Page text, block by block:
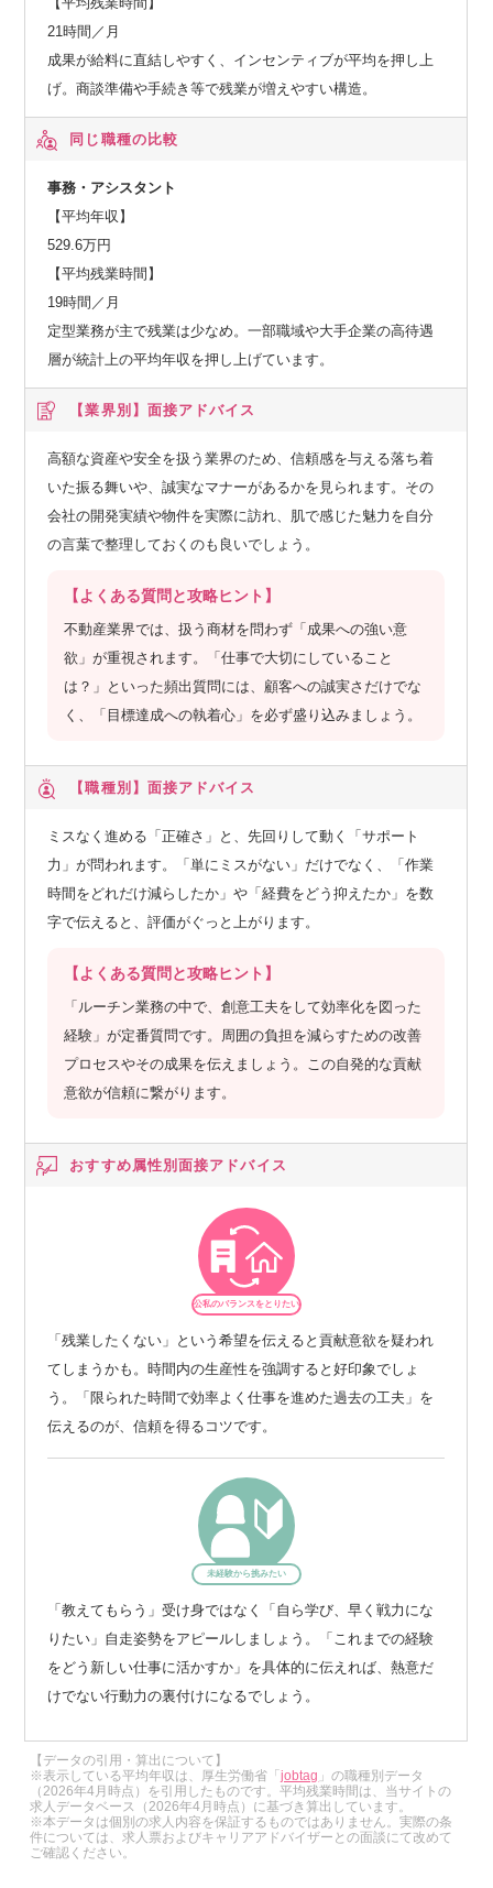
譲・賃貸マンション、注文住宅、リフォーム(新築そっくりさ
幅広い事業領域を持っています。事業の中核は、東京都心部
に集中する230棟を超える優良オフィスビルです。当社はこの
安定収益基盤をもとに、日本最大級の「六本木五丁目再開
発」や、インド・ムンバイ中心部の大型複合開発用地など、
国内外でさらなる持続的成長を支える大型プロジェクトを推
進しています。
■事業の強み
当社は後発の総合デベロッパーとしてスタートしました。広
ォームや建て替えが主流だった業界内で、定価制の一棟まる
ごとリフォームという常識破りのサービスを打ち出して大ヒ
ットしました。競合企業のやり方を真似ていても、勝てるわ
けがない。住友不動産の「歴史」を通して見えてくるのは、
挑戦し続ける企業姿勢です。
21時間／月
成果が給料に直結しやすく、インセンティブが平均を押し上
げ。商談準備や手続き等で残業が増えやすい構造。
同じ職種の比較
事務・アシスタント
【平均年収】
529.6万円
【平均残業時間】
19時間／月
定型業務が主で残業は少なめ。一部職域や大手企業の高待遇
層が統計上の平均年収を押し上げています。
【業界別】 面接アドバイス
高額な資産や安全を扱う業界のため、信頼感を与える落ち着
いた振る舞いや、誠実なマナーがあるかを見られます。その
会社の開発実績や物件を実際に訪れ、肌で感じた魅力を自分
の言葉で整理しておくのも良いでしょう。
【よくある質問と攻略ヒント】
不動産業界では、扱う商材を問わず「成果への強い意
欲」が重視されます。「仕事で大切にしていること
は？」といった頻出質問には、顧客への誠実さだけでな
く、「目標達成への執着心」を必ず盛り込みましょう。
【職種別】 面接アドバイス
ミスなく進める「正確さ」と、先回りして動く「サポート
力」が問われます。「単にミスがない」だけでなく、「作業
時間をどれだけ減らしたか」や「経費をどう抑えたか」を数
字で伝えると、評価がぐっと上がります。
【よくある質問と攻略ヒント】
「ルーチン業務の中で、創意工夫をして効率化を図った
経験」が定番質問です。周囲の負担を減らすための改善
プロセスやその成果を伝えましょう。この自発的な貢献
意欲が信頼に繋がります。
おすすめ属性別面接アドバイス
公私のバランスをとりたい
「残業したくない」という希望を伝えると貢献意欲を疑われ
てしまうかも。時間内の生産性を強調すると好印象でしょ
う。「限られた時間で効率よく仕事を進めた過去の工夫」を
伝えるのが、信頼を得るコツです。
未経験から挑みたい
「教えてもらう」受け身ではなく「自ら学び、早く戦力にな
りたい」自走姿勢をアピールしましょう。「これまでの経験
をどう新しい仕事に活かすか」を具体的に伝えれば、熱意だ
けでない行動力の裏付けになるでしょう。
【データの引用・算出について】
※表示している平均年収は、厚生労働省「jobtag 」の職種別データ
（2026年4月時点）を引用したものです。平均残業時間は、当サイトの
求人データベース（2026年4月時点）に基づき算出しています。
※本データは個別の求人内容を保証するものではありません。実際の条
件については、求人票およびキャリアアドバイザーとの面談にて改めて
ご確認ください。